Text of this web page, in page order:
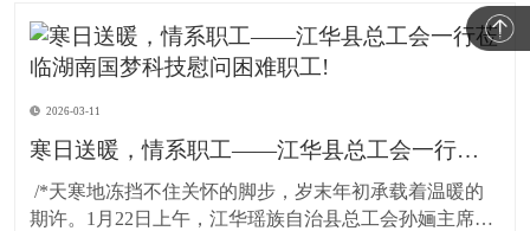
2026-03-11
寒日送暖，情系职工——江华县总工会一行莅临湖南国梦科技慰问困难职工!
期许。1月22日上午，江华瑶族自治县总工会孙婳主席、